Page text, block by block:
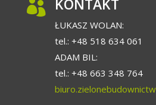
 KONTAKT
ŁUKASZ WOLAN:
tel.: +48 518 634 061
ADAM BIL:
tel.: +48 663 348 764